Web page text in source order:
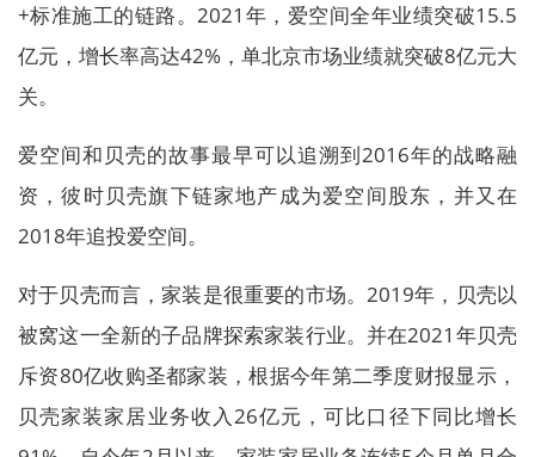
+标准施工的链路。2021年，爱空间全年业绩突破15.5
亿元，增长率高达42%，单北京市场业绩就突破8亿元大
关。
爱空间和贝壳的故事最早可以追溯到2016年的战略融
资，彼时贝壳旗下链家地产成为爱空间股东，并又在
2018年追投爱空间。
对于贝壳而言，家装是很重要的市场。2019年，贝壳以
被窝这一全新的子品牌探索家装行业。并在2021年贝壳
斥资80亿收购圣都家装，根据今年第二季度财报显示，
贝壳家装家居业务收入26亿元，可比口径下同比增长